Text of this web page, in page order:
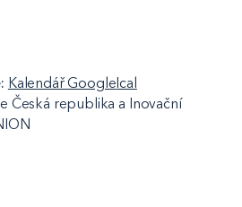
Kalendář GoogleIcal
Česká republika a Inovační